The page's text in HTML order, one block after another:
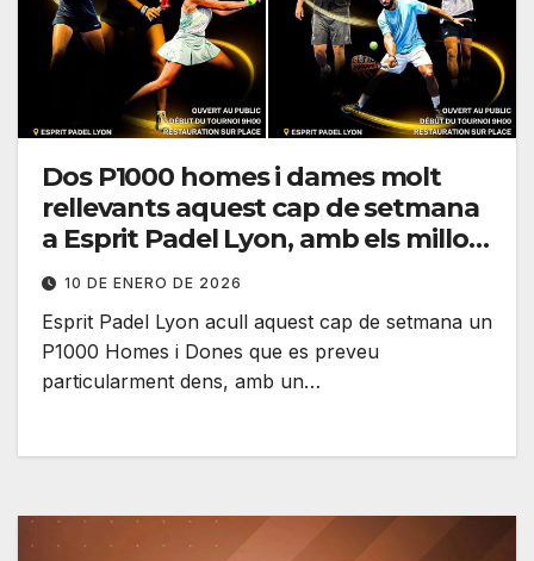
Dos P1000 homes i dames molt
rellevants aquest cap de setmana
a Esprit Padel Lyon, amb els millors
jugadors esperats
10 DE ENERO DE 2026
Esprit Padel Lyon acull aquest cap de setmana un
P1000 Homes i Dones que es preveu
particularment dens, amb un…